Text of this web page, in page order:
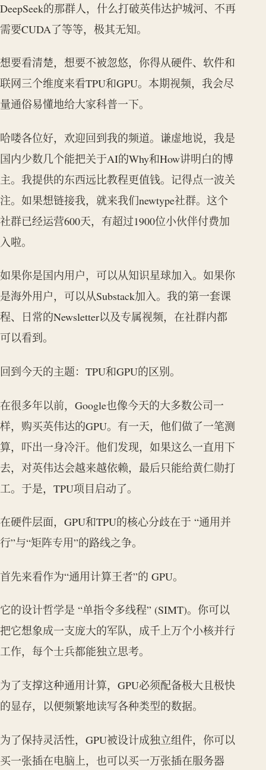
DeepSeek的那群人，什么打破英伟达护城河、不再
需要CUDA了等等，极其无知。
想要看清楚，想要不被忽悠，你得从硬件、软件和
联网三个维度来看TPU和GPU。本期视频，我会尽
量通俗易懂地给大家科普一下。
哈喽各位好，欢迎回到我的频道。谦虚地说，我是
国内少数几个能把关于AI的Why和How讲明白的博
主。我提供的东西远比教程更值钱。记得点一波关
注。如果想链接我，就来我们newtype社群。这个
社群已经运营600天，有超过1900位小伙伴付费加
入啦。
如果你是国内用户，可以从知识星球加入。如果你
是海外用户，可以从Substack加入。我的第一套课
程、日常的Newsletter以及专属视频，在社群内都
可以看到。
回到今天的主题：TPU和GPU的区别。
在很多年以前，Google也像今天的大多数公司一
样，购买英伟达的GPU。有一天，他们做了一笔测
算，吓出一身冷汗。他们发现，如果这么一直用下
去，对英伟达会越来越依赖，最后只能给黄仁勋打
工。于是，TPU项目启动了。
在硬件层面，GPU和TPU的核心分歧在于 “通用并
行”与“矩阵专用”的路线之争。
首先来看作为“通用计算王者”的 GPU。
它的设计哲学是 “单指令多线程” (SIMT)。你可以
把它想象成一支庞大的军队，成千上万个小核并行
工作，每个士兵都能独立思考。
为了支撑这种通用计算，GPU必须配备极大且极快
的显存，以便频繁地读写各种类型的数据。
为了保持灵活性，GPU被设计成独立组件，你可以
买一张插在电脑上，也可以买一万张插在服务器